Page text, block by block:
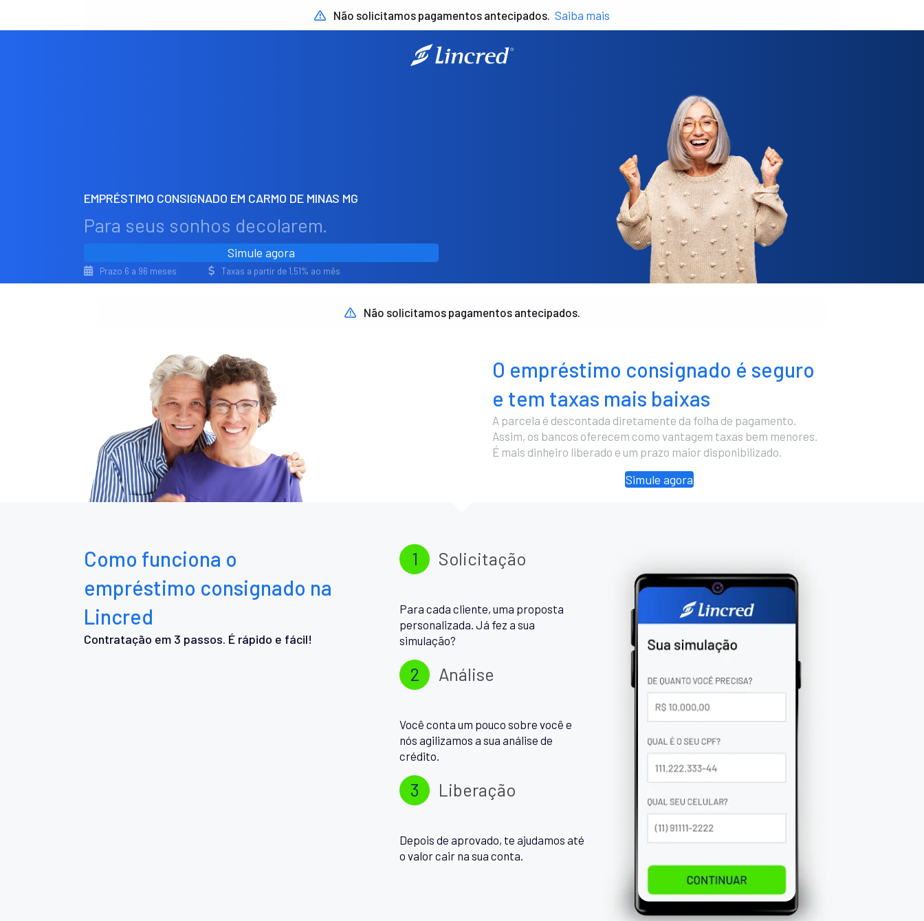
Não solicitamos pagamentos antecipados. Saiba mais
EMPRÉSTIMO CONSIGNADO EM CARMO DE MINAS MG
Para seus sonhos decolarem.
Simule agora
Prazo 6 a 96 meses Taxas a partir de 1,51% ao mês
Não solicitamos pagamentos antecipados.
O empréstimo consignado é seguro
e tem taxas mais baixas
A parcela é descontada diretamente da folha de pagamento.
Assim, os bancos oferecem como vantagem taxas bem menores.
É mais dinheiro liberado e um prazo maior disponibilizado.
Simule agora
Como funciona o
empréstimo consignado na
Lincred
Contratação em 3 passos. É rápido e fácil!
1 Solicitação
Para cada cliente, uma proposta
personalizada. Já fez a sua
simulação?
2 Análise
Você conta um pouco sobre você e
nós agilizamos a sua análise de
crédito.
3 Liberação
Depois de aprovado, te ajudamos até
o valor cair na sua conta.